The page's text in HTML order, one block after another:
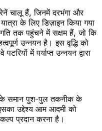
चालू हैं, जिनमें दरभंगा और
के लिए डिज़ाइन किया गया
तक पहुंचने में सक्षम हैं, जो कि
उन्नयन है। इस वृद्धि को
में पर्याप्त उन्नयन द्वारा
के समान पुश-पुल तकनीक के
उद्देश्य आम आदमी को
प्रदान करना है।